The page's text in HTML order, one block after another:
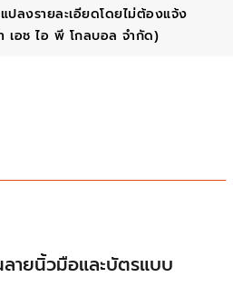
ปลงรายละเอียดโดยไม่ต้องแจ้ง
เอช ไอ พี โกลบอล จำกัด)
ายนิ้วมือและบัตรแบบ